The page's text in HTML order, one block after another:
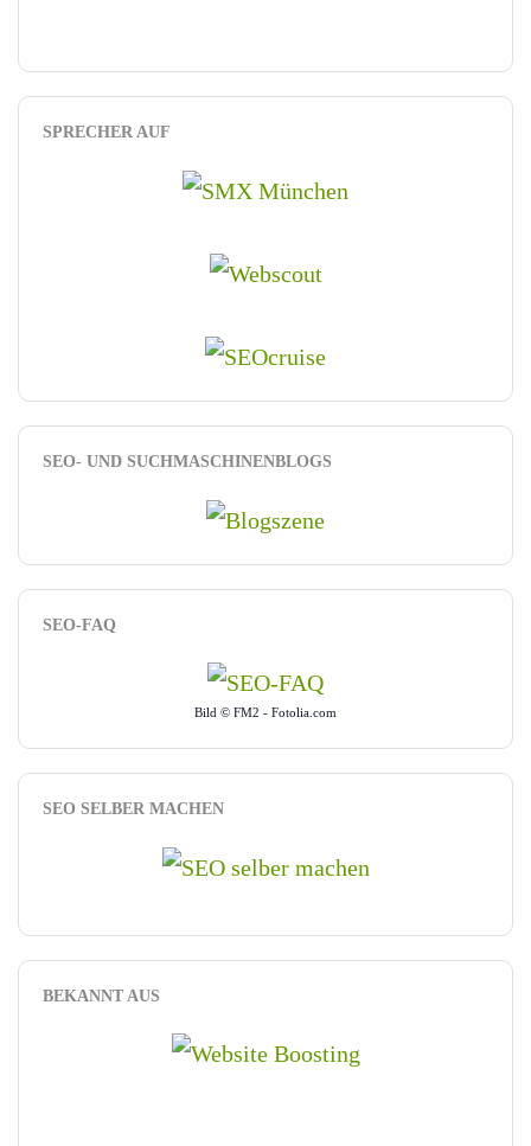
SPRECHER AUF
SEO- UND SUCHMASCHINENBLOGS
SEO-FAQ
Bild © FM2 - Fotolia.com
SEO SELBER MACHEN
BEKANNT AUS